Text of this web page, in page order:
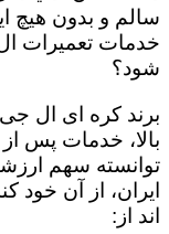
سالم و بدون هیچ
خدمات تعمیرات
شود؟
برند کره ای ال
بالا، خدمات پس
توانسته سهم
ایران، از آن خود
اند از: